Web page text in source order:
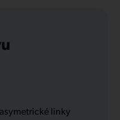
linky